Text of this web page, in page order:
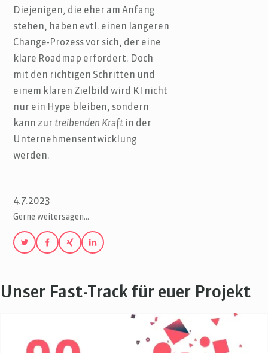
Diejenigen, die eher am Anfang
stehen, haben evtl. einen längeren
Change-Prozess vor sich, der eine
klare Roadmap erfordert. Doch
mit den richtigen Schritten und
einem klaren Zielbild wird KI nicht
nur ein Hype bleiben, sondern
kann zur treibenden Kraft in der
Unternehmensentwicklung
werden.
4.7.2023
Gerne weitersagen…
Unser Fast-Track für euer Projekt